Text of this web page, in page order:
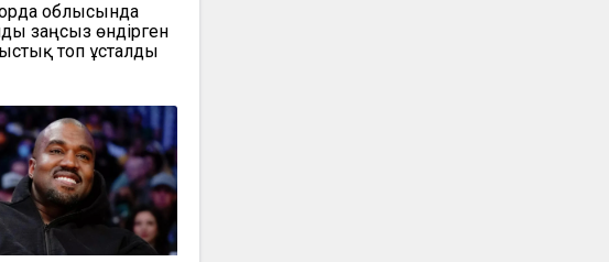
облысында
заңсыз өндірген
топ ұсталды